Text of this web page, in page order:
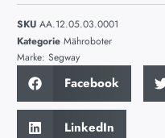
SKU AA.12.05.03.0001
Kategorie Mähroboter
Marke: Segway
Facebook
LinkedIn